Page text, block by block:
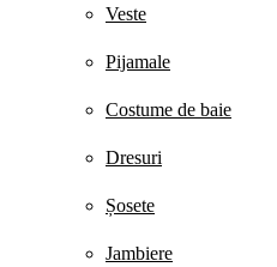
Veste
Pijamale
Costume de baie
Dresuri
Șosete
Jambiere